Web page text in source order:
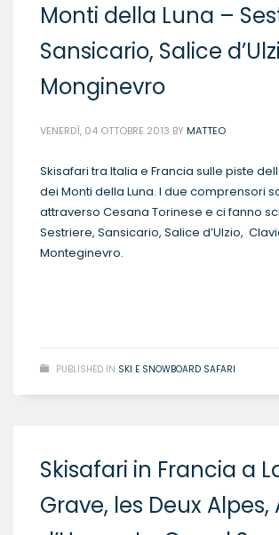
Monti della Luna –
Sansicario, Salice
Monginevro
VENERDÌ, 04 OTTOBRE 2013 BY MATTEO
Skisafari tra Italia e Francia sulle piste
dei Monti della Luna. I due comprensori
attraverso Cesana Torinese e ci fanno
Sestriere, Sansicario, Salice d’Ulzio,
Monteginevro.
PUBLISHED IN SKI E SNOWBOARD SAFARI
Skisafari in Francia a
Grave, les Deux Alpes,